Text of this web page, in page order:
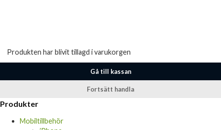
Produkten har blivit tillagd i varukorgen
Gå till kassan
Fortsätt handla
Produkter
Mobiltillbehör